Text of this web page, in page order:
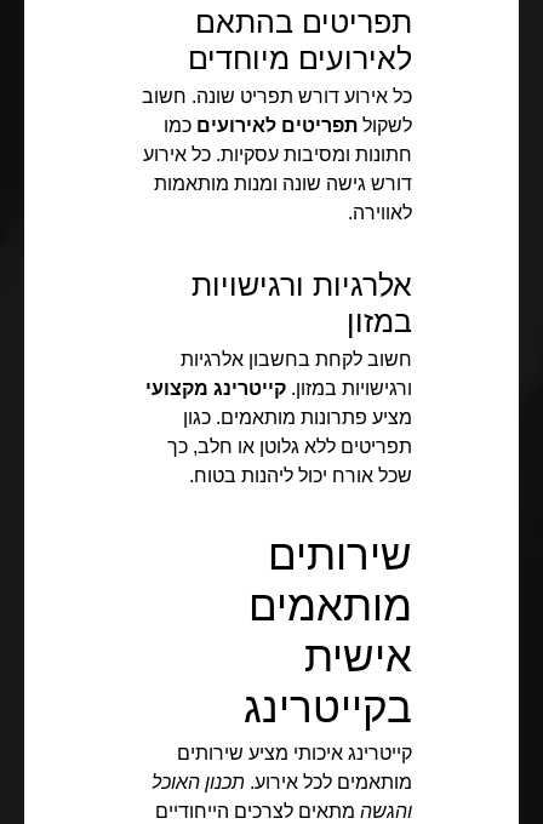
תפריטים בהתאם
לאירועים מיוחדים
כל אירוע דורש תפריט שונה. חשוב
לשקול תפריטים לאירועים כמו
חתונות ומסיבות עסקיות. כל אירוע
דורש גישה שונה ומנות מותאמות
לאווירה.
אלרגיות ורגישויות
במזון
חשוב לקחת בחשבון אלרגיות
ורגישויות במזון. קייטרינג מקצועי
מציע פתרונות מותאמים. כגון
תפריטים ללא גלוטן או חלב, כך
שכל אורח יכול ליהנות בטוח.
שירותים
מותאמים
אישית
בקייטרינג
קייטרינג איכותי מציע שירותים
מותאמים לכל אירוע. תכנון האוכל
והגשה מתאים לצרכים הייחודיים